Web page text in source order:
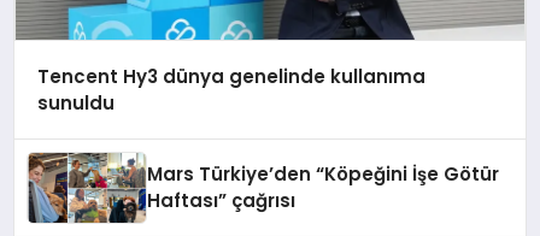
Tencent Hy3 dünya genelinde kullanıma
sunuldu
Mars Türkiye’den “Köpeğini İşe Götür
Haftası” çağrısı